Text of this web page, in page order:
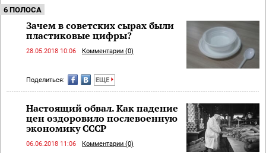
6 ПОЛОСА
Зачем в советских сырах были
пластиковые цифры?
28.05.2018 10:06 Комментарии (0)
Поделиться: ЕЩЕ
Настоящий обвал. Как падение
цен оздоровило послевоенную
экономику СССР
06.06.2018 11:06 Комментарии (0)